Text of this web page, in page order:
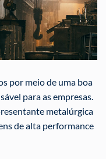
por meio de uma boa
para as empresas.
metalúrgica
de alta performance